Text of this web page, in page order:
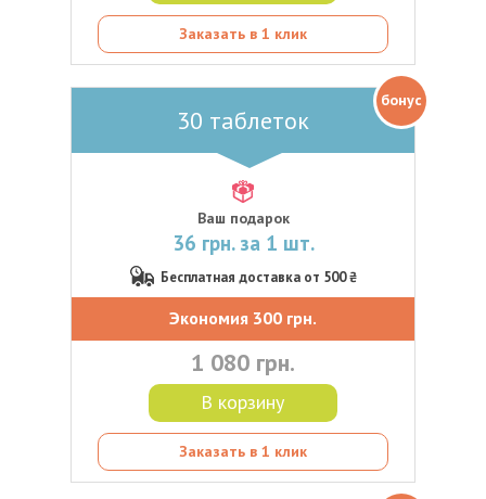
Заказать в 1 клик
30 таблеток
Ваш подарок
36 грн. за 1 шт.
Бесплатная доставка от 500 ₴
Экономия 300 грн.
1 080 грн.
В корзину
Заказать в 1 клик
бонус